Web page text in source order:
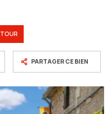
PARTAGER CE BIEN